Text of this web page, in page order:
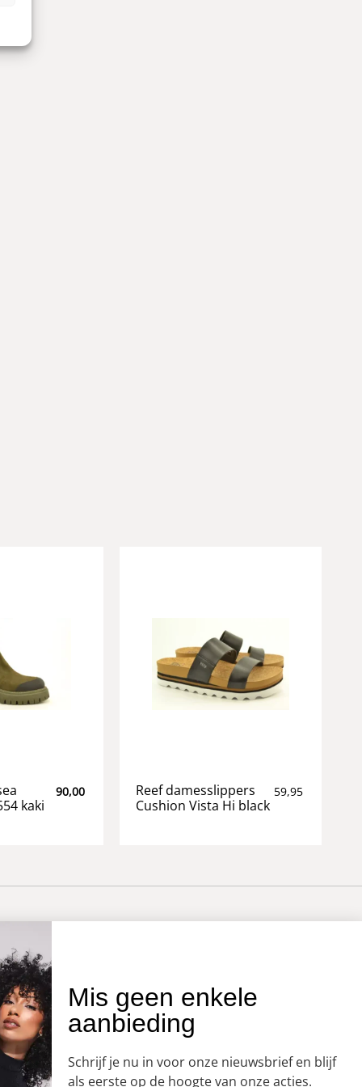
kaki
90,00
Reef damesslippers
Cushion Vista Hi black
59,95
OVER ONS
Onze winkel
Koopzondagen
Mis geen enkele
aanbieding
Schrijf je nu in voor onze nieuwsbrief en blijf
als eerste op de hoogte van onze acties.